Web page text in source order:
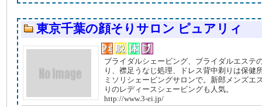
東京千葉の顔そりサロン ピュアリィ
ブライダルシェービング、ブライダルエステ
り、襟足うなじ処理、ドレス背中剃りは保健
ミソリシェービングサロンで。新郎メンズエ
りのレディースシェービングも人気。
http://www.3-ei.jp/